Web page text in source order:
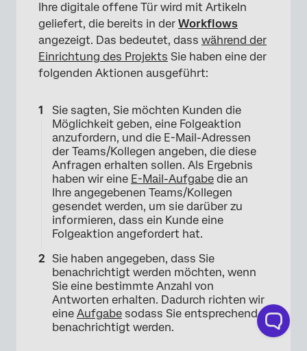
×
Ihre digitale offene Tür wird mit Artikeln
geliefert, die bereits in der Workflows
angezeigt. Das bedeutet, dass während der
Einrichtung des Projekts Sie haben eine der
folgenden Aktionen ausgeführt:
Sie sagten, Sie möchten Kunden die
Möglichkeit geben, eine Folgeaktion
anzufordern, und die E-Mail-Adressen
der Teams/Kollegen angeben, die diese
Anfragen erhalten sollen. Als Ergebnis
haben wir eine E-Mail-Aufgabe die an
Ihre angegebenen Teams/Kollegen
gesendet werden, um sie darüber zu
informieren, dass ein Kunde eine
Folgeaktion angefordert hat.
Sie haben angegeben, dass Sie
benachrichtigt werden möchten, wenn
Sie eine bestimmte Anzahl von
Antworten erhalten. Dadurch richten wir
eine Aufgabe sodass Sie entsprechend
benachrichtigt werden.